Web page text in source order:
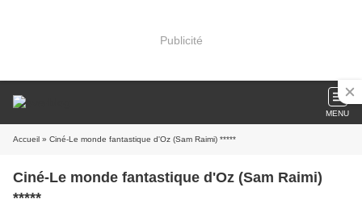
Publicité
MENU
Accueil » Ciné-Le monde fantastique d'Oz (Sam Raimi) *****
Ciné-Le monde fantastique d'Oz (Sam Raimi)